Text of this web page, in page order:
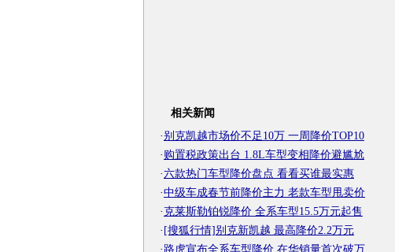
相关新闻
·别克凯越市场价不足10万 一周降价TOP10
· 购置税政策出台 1.8L车型变相降价避尴尬
·六款热门车型降价盘点 看看买谁最实惠
·中级车成春节前降价主力 老款车型甩卖价
·克莱斯勒铂锐降价 全系车型15.5万元起售
· [搜狐行情]别克新凯越 最高降价2.2万元
· 路虎宣布全系车型降价 在华销量首次破万